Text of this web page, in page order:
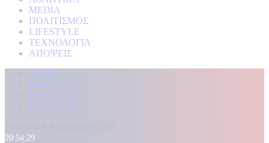
MEDIA
ΠΟΛΙΤΙΣΜΟΣ
LIFESTYLE
ΤΕΧΝΟΛΟΓΙΑ
ΑΠΟΨΕΙΣ
Αρχική
Kontra Live
Καταγγελίες
Επικοινωνία
20:54:30